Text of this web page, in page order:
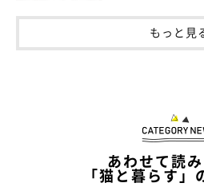
もっと見
あわせて読み
「猫と暮らす」